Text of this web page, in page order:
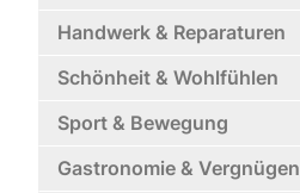
Handwerk & Reparaturen
Schönheit & Wohlfühlen
Sport & Bewegung
Gastronomie & Vergnügen